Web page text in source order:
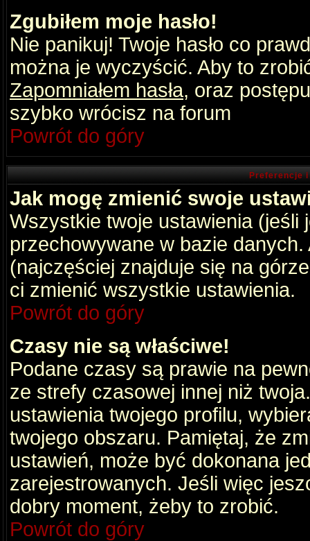
Zgubiłem moje hasło!
Nie panikuj! Twoje hasło co
można je wyczyścić. Aby to
Zapomniałem hasła, oraz
szybko wrócisz na forum
Powrót do góry
Preferencje
Jak mogę zmienić swoje
Wszystkie twoje ustawienia (jeśli
przechowywane w bazie
(najczęściej znajduje się na
ci zmienić wszystkie ustawienia.
Powrót do góry
Czasy nie są właściwe!
Podane czasy są prawie na
ze strefy czasowej innej niż
ustawienia twojego profilu,
twojego obszaru. Pamiętaj, że
ustawień, może być dokonana
zarejestrowanych. Jeśli więc
dobry moment, żeby to zrobić.
Powrót do góry